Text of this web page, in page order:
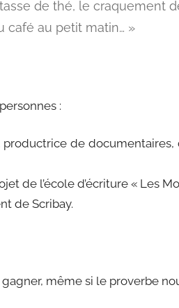
de thé, le craquement
café au petit matin… »
:
productrice de
de l’école d’écriture « Les
de Scribay.
même si le proverbe